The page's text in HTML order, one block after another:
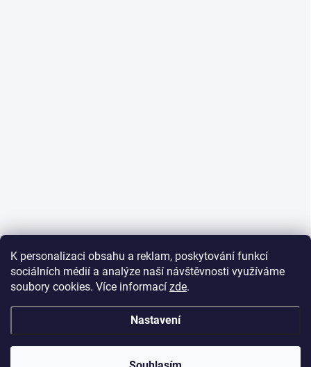
K personalizaci obsahu a reklam, poskytování funkcí
sociálních médií a analýze naší návštěvnosti využíváme
soubory cookies. Více informací zde.
Nastavení